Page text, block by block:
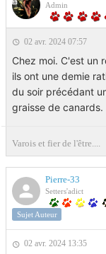
Admin
02 avr. 2024 07:57
Chez moi. C'est un
ils ont une demie
du soir précédant
graisse de canards.
Varois et fier de l'être....
Pierre-33
Setters'adict
Sujet Auteur
02 avr. 2024 13:35